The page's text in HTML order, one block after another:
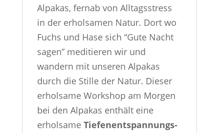
Alpakas, fernab von Alltagsstress
in der erholsamen Natur. Dort wo
Fuchs und Hase sich “Gute Nacht
sagen” meditieren wir und
wandern mit unseren Alpakas
durch die Stille der Natur. Dieser
erholsame Workshop am Morgen
bei den Alpakas enthält eine
erholsame Tiefenentspannungs-